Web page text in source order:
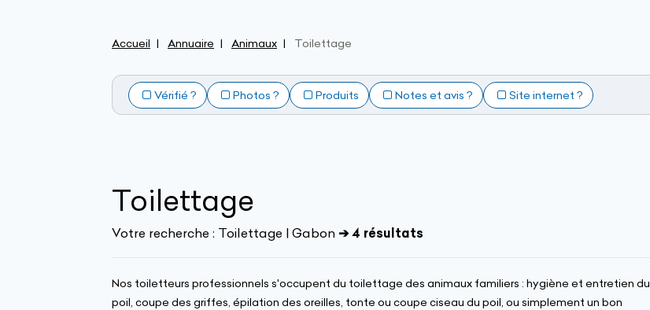
Accueil Annuaire Animaux Toilettage
Vérifié ? Photos ? Produits Notes et avis ? Site internet ?
Toilettage
Votre recherche : Toilettage | Gabon ➔ 4 résultats
Nos toiletteurs professionnels s'occupent du toilettage des animaux familiers : hygiène et entretien du
poil, coupe des griffes, épilation des oreilles, tonte ou coupe ciseau du poil, ou simplement un bon